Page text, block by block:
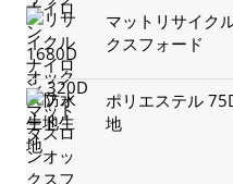
マットリサイク
クスフォード
ポリエステル
地